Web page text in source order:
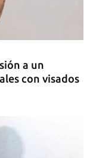
al
a un
con visados